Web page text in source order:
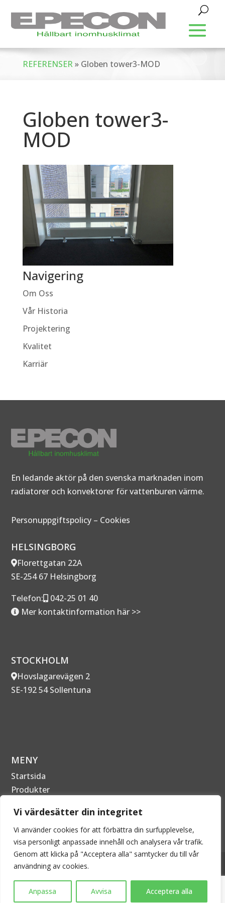
Vi värdesätter din integritet
Vi använder cookies för att förbättra din surfupplevelse,
visa personligt anpassade innehåll och analysera vår trafik.
Genom att klicka på "Acceptera alla" samtycker du till vår
användning av cookies.
Anpassa Avvisa Acceptera alla
REFERENSER» Globen tower3-MOD
Globen tower3-
MOD
Navigering
Om Oss
Vår Historia
Projektering
Kvalitet
Karriär
En ledande aktör på den svenska marknaden inom
radiatorer och konvektorer för vattenburen värme.
Personuppgiftspolicy – Cookies
HELSINGBORG
Florettgatan 22A
SE-254 67 Helsingborg
Telefon:
042-25 01 40
Mer kontaktinformation här >>
STOCKHOLM
Hovslagarevägen 2
SE-192 54 Sollentuna
MENY
Startsida
Produkter
Kontakta oss
2026 © EPECON AB - Alla rättigheter förbehållna. Kopiering